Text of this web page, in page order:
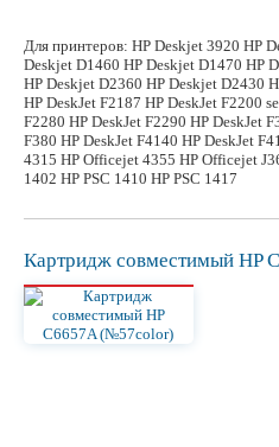
Для принтеров: HP Deskjet 3920 HP
Deskjet D1460 HP Deskjet D1470 HP
HP Deskjet D2360 HP Deskjet D2430
HP DeskJet F2187 HP DeskJet F2200
F2280 HP DeskJet F2290 HP DeskJet
F380 HP DeskJet F4140 HP DeskJet
4315 HP Officejet 4355 HP Officejet
1402 HP PSC 1410 HP PSC 1417
Картридж совместимый HP